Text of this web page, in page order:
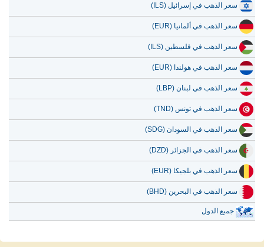
سعر الذهب في إسرائيل (ILS)
سعر الذهب في ألمانيا (EUR)
سعر الذهب في فلسطين (ILS)
سعر الذهب في هولندا (EUR)
سعر الذهب في لبنان (LBP)
سعر الذهب في تونس (TND)
سعر الذهب في السودان (SDG)
سعر الذهب في الجزائر (DZD)
سعر الذهب في بلجيكا (EUR)
سعر الذهب في البحرين (BHD)
جميع الدول